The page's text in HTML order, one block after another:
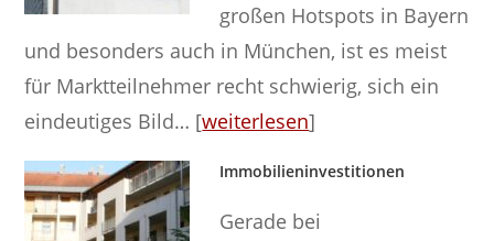
großen Hotspots in Bayern
und besonders auch in München, ist es meist
für Marktteilnehmer recht schwierig, sich ein
eindeutiges Bild… [weiterlesen]
Immobilieninvestitionen
Gerade bei